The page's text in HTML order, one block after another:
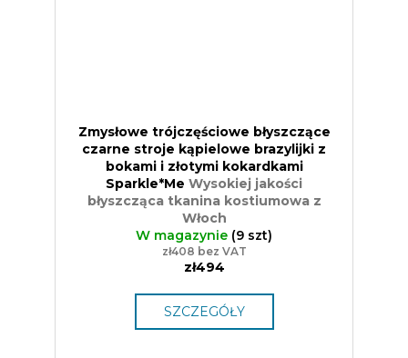
Zmysłowe trójczęściowe błyszczące
czarne stroje kąpielowe brazylijki z
bokami i złotymi kokardkami
Sparkle*Me Wysokiej jakości
błyszcząca tkanina kostiumowa z
Włoch
W magazynie (9 szt)
zł408 bez VAT
zł494
SZCZEGÓŁY